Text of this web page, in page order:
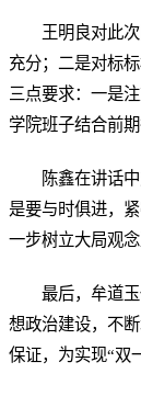
王明良对此
充分；二是对标
三点要求：一是
学院班子结合前
陈鑫在讲话
是要与时俱进，
一步树立大局观
最后，牟道
想政治建设，不
保证，为实现“双